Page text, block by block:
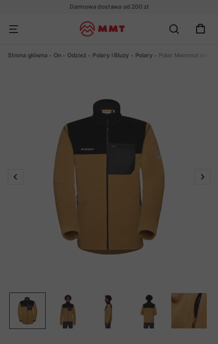
Darmowa dostawa od 200 zł
Strona główna On Odzież Polary i Bluzy Polary Polar Mammut